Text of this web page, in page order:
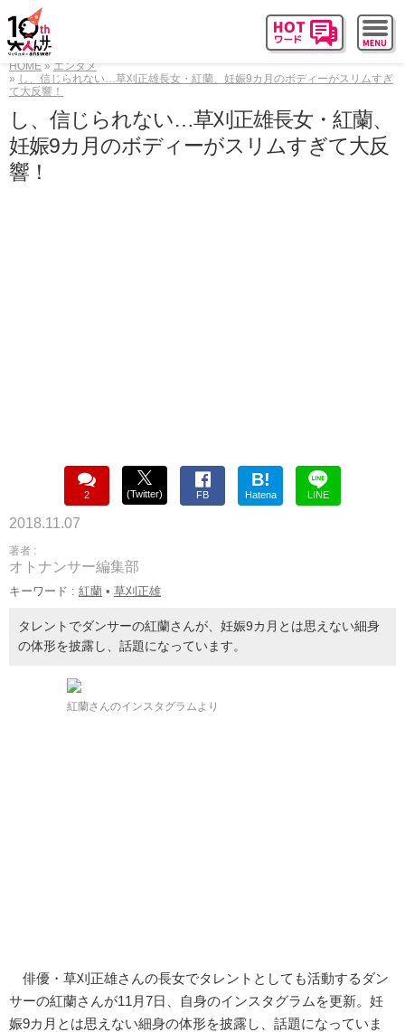
HOME
エンタメ
し、信じられない…草刈正雄長女・紅蘭、妊娠9カ月のボディーがスリムすぎ
て大反響！
し、信じられない…草刈正雄長女・紅蘭、
妊娠9カ月のボディーがスリムすぎて大反
響！
2 (Twitter) FB
B!
Hatena LINE
2018.11.07
著者 :
オトナンサー編集部
キーワード : 紅蘭 • 草刈正雄
タレントでダンサーの紅蘭さんが、妊娠9カ月とは思えない細身
の体形を披露し、話題になっています。
紅蘭さんのインスタグラムより
俳優・草刈正雄さんの長女でタレントとしても活動するダン
サーの紅蘭さんが11月7日、自身のインスタグラムを更新。妊
娠9カ月とは思えない細身の体形を披露し、話題になっていま